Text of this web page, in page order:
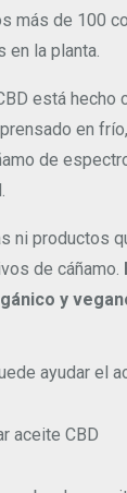
más de 100
en la planta.
está hecho
en
de
ni productos
de cáñamo.
y
ayudar el
aceite CBD